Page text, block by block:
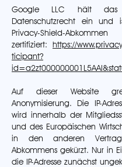
Google LLC hält das
Datenschutzrecht ein und
Privacy-Shield-Abkommen
zertifiziert: https://
ticipant?
Auf dieser Website
Anonymisierung. Die IP-
wird innerhalb der
und des Europäischen
in den anderen
Abkommens gekürzt. Nur in
die IP-Adresse zunächst